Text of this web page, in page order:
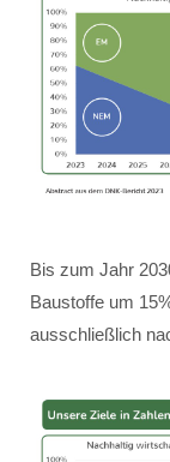
Bis zum Jahr
Baustoffe um
ausschließlich